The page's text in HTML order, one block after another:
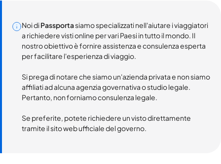
Noi diPassportasiamo specializzati nell'aiutare i viaggiatori
a richiedere visti online per vari Paesi in tutto il mondo. Il
nostro obiettivo è fornire assistenza e consulenza esperta
per facilitare l'esperienza di viaggio.
Si prega di notare che siamo un'azienda privata e non siamo
affiliati ad alcuna agenzia governativa o studio legale.
Pertanto, non forniamo consulenza legale.
Se preferite, potete richiedere un visto direttamente
tramite il sito web ufficiale del governo.